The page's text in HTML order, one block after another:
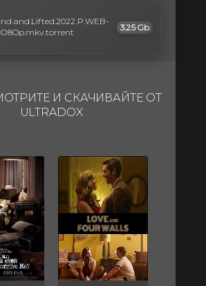
3.25 Gb
И СКАЧИВАЙТЕ ОТ
ULTRADOX